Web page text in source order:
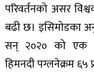
परिवर्तनको असर
बढी छ। इसिमोडका
सन् २०२० को एक
हिमनदी पग्लनेक्रम ६५